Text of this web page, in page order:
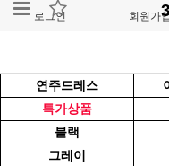
로그인 회원가입
연주드레스
특가상품
블랙
그레이